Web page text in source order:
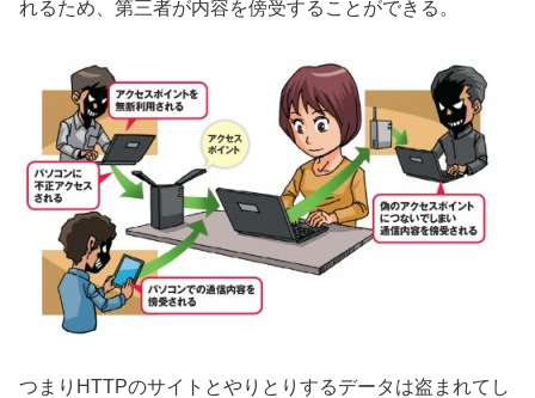
れるため、第三者が内容を傍受することができる。
つまりHTTPのサイトとやりとりするデータは盗まれてし